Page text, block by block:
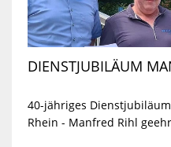
DIENSTJUBILÄUM
40-jähriges
Rhein - Manfred Rihl